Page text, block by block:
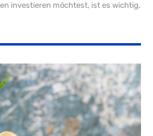
investieren möchtest, ist es wichtig,